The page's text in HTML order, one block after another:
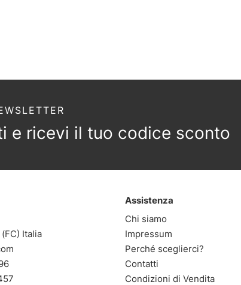
e ricevi il tuo codice sconto
Italia
Assistenza
Chi siamo
Impressum
Perché sceglierci?
Contatti
Condizioni di Vendita